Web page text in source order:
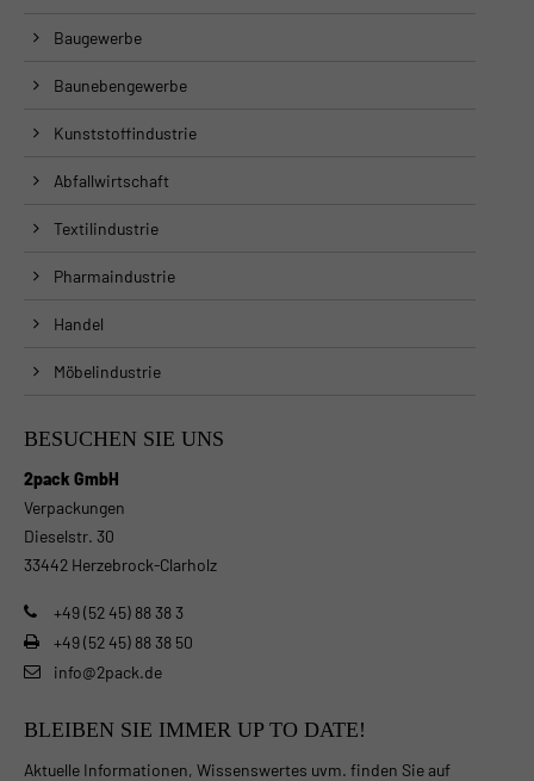
Baugewerbe
Baunebengewerbe
Kunststoffindustrie
Abfallwirtschaft
Textilindustrie
Pharmaindustrie
Handel
Möbelindustrie
BESUCHEN SIE UNS
2pack GmbH
Verpackungen
Dieselstr. 30
33442 Herzebrock-Clarholz
+49 (52 45) 88 38 3
+49 (52 45) 88 38 50
info@2pack.de
BLEIBEN SIE IMMER UP TO DATE!
Aktuelle Informationen, Wissenswertes uvm. finden Sie auf